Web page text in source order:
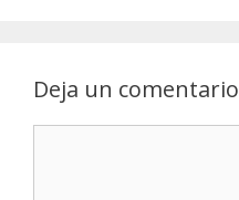
Deja un comentario